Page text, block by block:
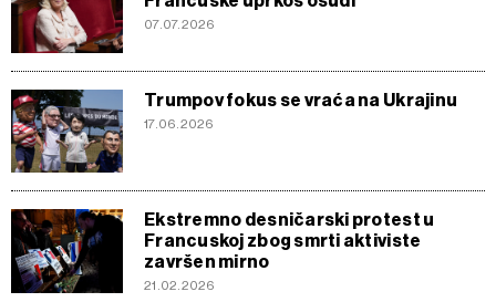
07.07.2026
Trumpov fokus se vraća na Ukrajinu
17.06.2026
Ekstremno desničarski protest u
Francuskoj zbog smrti aktiviste
završen mirno
21.02.2026